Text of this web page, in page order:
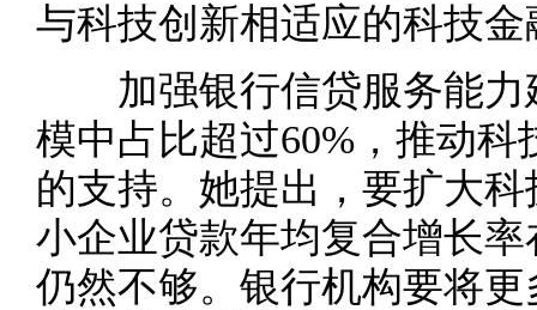
与科技创新相适应的科技金
加强银行信贷服务能力
模中占比超过60%，推动
的支持。她提出，要扩大
小企业贷款年均复合增长
仍然不够。银行机构要将